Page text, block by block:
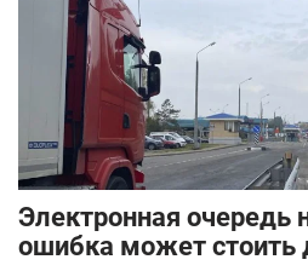
Электронная очередь
ошибка может стоить